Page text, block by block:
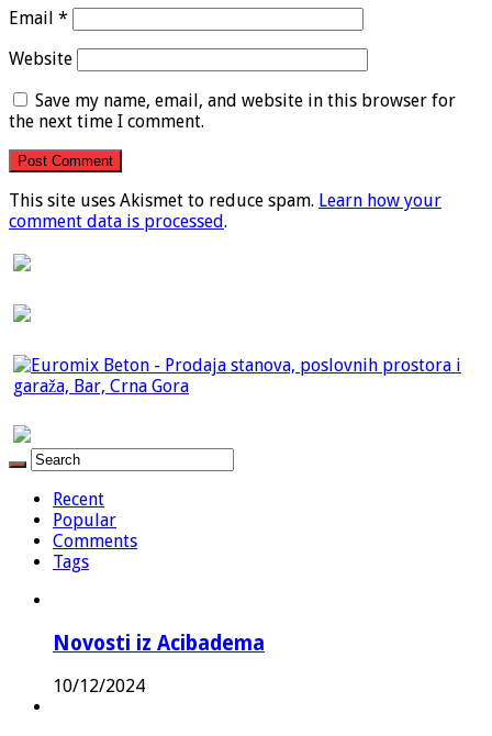
Email *
Website
Save my name, email, and website in this browser for
the next time I comment.
This site uses Akismet to reduce spam. Learn how your
comment data is processed.
Recent
Popular
Comments
Tags
Novosti iz Acibadema
10/12/2024